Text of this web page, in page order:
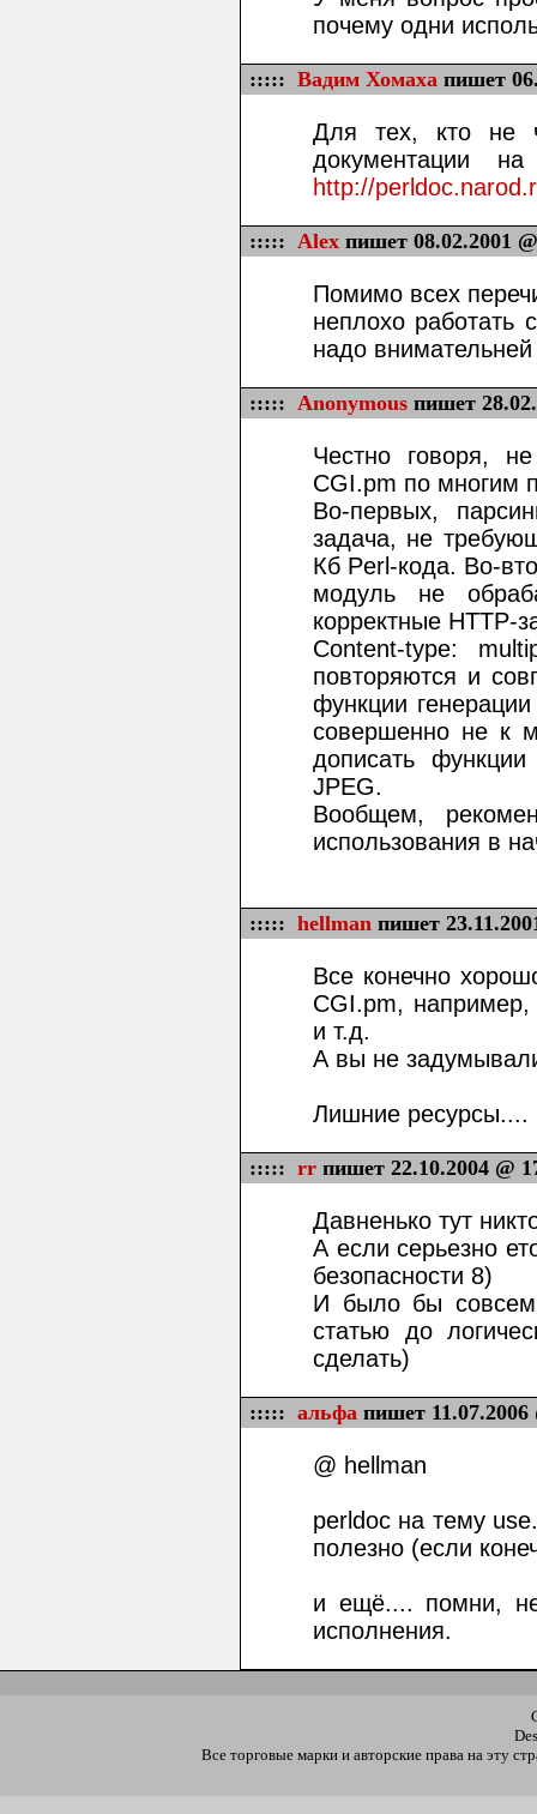
почему одни
::::: Вадим Хомаха пишет
Для тех, кто не
документации
http://
::::: Alex пишет 08.02.2001
Помимо всех
неплохо работать
надо
::::: Anonymous пишет
Честно говоря,
CGI.pm по многим
Во-первых,
задача, не
Кб Perl-кода. Во-
модуль не
корректные HTTP-
Content-type:
повторяются и
функции
совершенно не к
дописать
JPEG.
Вообщем,
использования в
::::: hellman пишет
Все конечно
CGI.pm,
и т.д.
А вы не
Лишние ресурсы....
::::: rr пишет 22.10.2004 @
Давненько тут
А если серьезно
безопасности 8)
И было бы
статью до
сделать)
::::: альфа пишет 11.07.2006
@ hellman
perldoc на тему
полезно (если
и ещё.... помни,
исполнения.
Все торговые марки и авторские права на эту